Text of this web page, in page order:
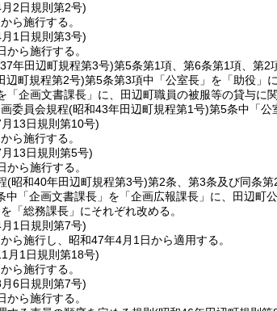
2日規則第2号)
ら施行する。
1日規則第3号)
から施行する。
年田辺町規程第3号)第5条第1項、第6条第1項、第2
辺町規程第2号)第5条第3項中「公室長」を「助役」
「企画文書課長」に、田辺町職員の被服等の貸与に
委員会規程(昭和43年田辺町規程第1号)第5条中「公
13日規則第10号)
ら施行する。
13日規則第5号)
から施行する。
(昭和40年田辺町規程第3号)第2条、第3条及び同条
中「企画文書課長」を「企画広報課長」に、田辺町
「総務課長」にそれぞれ改める。
1日規則第7号)
ら施行し、昭和47年4月1日から適用する。
月1日規則第18号)
ら施行する。
6日規則第7号)
から施行する。